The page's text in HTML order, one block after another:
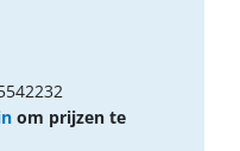
om prijzen te